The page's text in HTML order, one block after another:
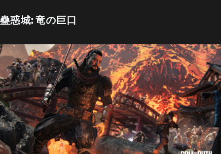
蠱惑城: 竜の巨口